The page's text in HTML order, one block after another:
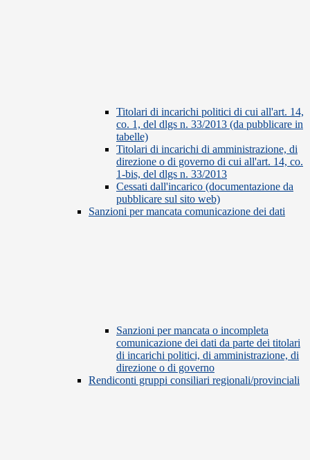
Titolari di incarichi politici di cui all'art. 14,
co. 1, del dlgs n. 33/2013 (da pubblicare in
tabelle)
Titolari di incarichi di amministrazione, di
direzione o di governo di cui all'art. 14, co.
1-bis, del dlgs n. 33/2013
Cessati dall'incarico (documentazione da
pubblicare sul sito web)
Sanzioni per mancata comunicazione dei dati
Sanzioni per mancata o incompleta
comunicazione dei dati da parte dei titolari
di incarichi politici, di amministrazione, di
direzione o di governo
Rendiconti gruppi consiliari regionali/provinciali